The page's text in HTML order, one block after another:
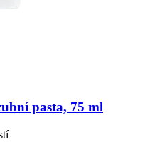
pasta, 75 ml